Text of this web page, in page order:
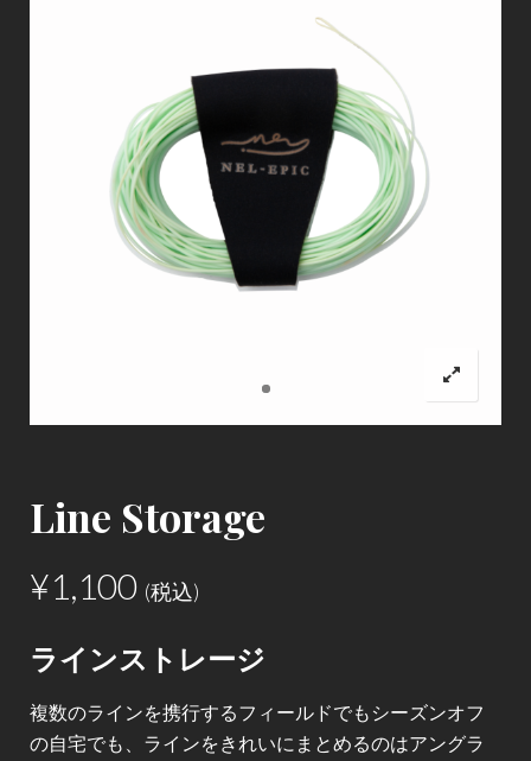
Line Storage
¥1,100 (税込)
ラインストレージ
複数のラインを携行するフィールドでもシーズンオフ
の自宅でも、ラインをきれいにまとめるのはアングラ